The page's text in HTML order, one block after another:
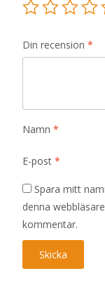
Din recension *
Namn *
E-post *
Spara mitt
denna
kommentar.